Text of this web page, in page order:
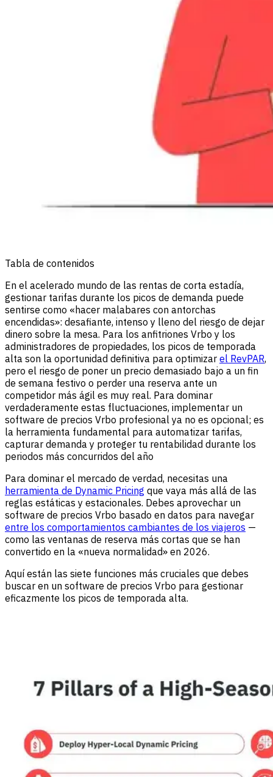
Tabla de contenidos
En el acelerado mundo de las rentas de corta estadía,
gestionar tarifas durante los picos de demanda puede
sentirse como «hacer malabares con antorchas
encendidas»: desafiante, intenso y lleno del riesgo de dejar
dinero sobre la mesa. Para los anfitriones Vrbo y los
administradores de propiedades, los picos de temporada
alta son la oportunidad definitiva para optimizar el RevPAR,
pero el riesgo de poner un precio demasiado bajo a un fin
de semana festivo o perder una reserva ante un
competidor más ágil es muy real. Para dominar
verdaderamente estas fluctuaciones, implementar un
software de precios Vrbo profesional ya no es opcional; es
la herramienta fundamental para automatizar tarifas,
capturar demanda y proteger tu rentabilidad durante los
periodos más concurridos del año
Para dominar el mercado de verdad, necesitas una
herramienta de Dynamic Pricing que vaya más allá de las
reglas estáticas y estacionales. Debes aprovechar un
software de precios Vrbo basado en datos para navegar
entre los comportamientos cambiantes de los viajeros —
como las ventanas de reserva más cortas que se han
convertido en la «nueva normalidad» en 2026.
Aquí están las siete funciones más cruciales que debes
buscar en un software de precios Vrbo para gestionar
eficazmente los picos de temporada alta.